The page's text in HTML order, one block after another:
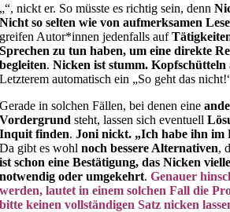
„“, nickt er. So müsste es richtig sein, denn
Nicht so selten wie von aufmerksamen
greifen Autor*innen jedenfalls auf
Sprechen zu tun haben, um eine direkte
begleiten.Nicken ist stumm. Kopfschütteln
Letzterem automatisch ein „So geht das
Gerade in solchen Fällen, bei denen eine
Vordergrund steht, lassen sich eventuell
Inquit finden.Joni nickt. „Ich habe ihn im
Da gibt es wohlnoch bessere Alternativen,
ist schon eine Bestätigung, das Nicken
notwendig oder umgekehrt.Genauer
werden, lautet in einem solchen Fall die
bitte keinen vollständigen Satz nicken